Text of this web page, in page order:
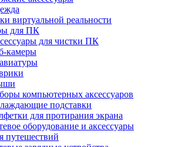
виртуальной реальности
для ПК
для чистки ПК
камеры
компьютерных аксессуаров
подставки
для протирания экрана
оборудование и аксессуары
путешествий